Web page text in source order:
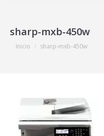
sharp-mxb-450w
Estás aquí:
Inicio sharp-mxb-450w